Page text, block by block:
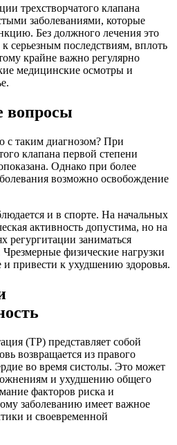
трехстворчатого клапана
заболеваниями, которые
Без должного лечения это
серьезным последствиям, вплоть
крайне важно регулярно
медицинские осмотры и
вопросы
таким диагнозом? При
клапана первой степени
Однако при более
возможно освобождение
и в спорте. На начальных
активность допустима, но на
регургитации заниматься
физические нагрузки
и привести к ухудшению здоровья.
(ТР) представляет собой
возвращается из правого
во время систолы. Это может
и ухудшению общего
факторов риска и
заболеванию имеет важное
и своевременной